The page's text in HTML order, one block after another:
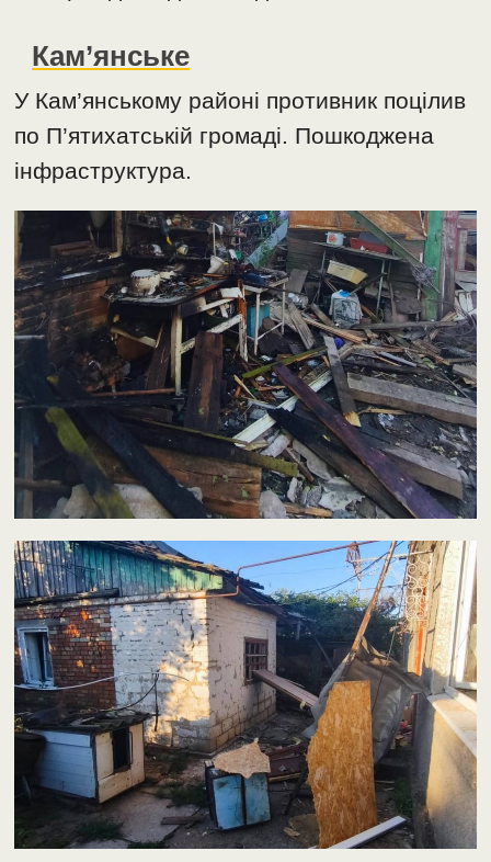
Кам’янське
У Кам’янському районі противник поцілив
по П’ятихатській громаді. Пошкоджена
інфраструктура.